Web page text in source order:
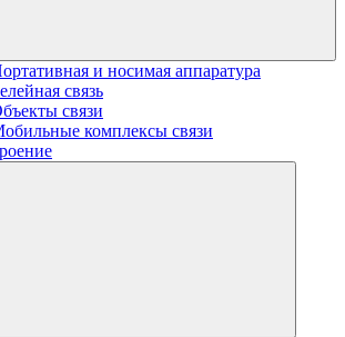
и носимая аппаратура
связь
связи
комплексы связи